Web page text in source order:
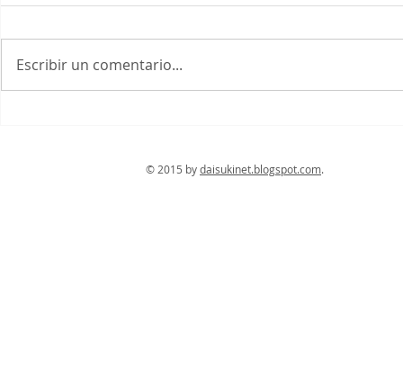
Otagi Nembutsu ji
Escribir un comentario...
© 2015 bydaisukinet.blogspot.com.